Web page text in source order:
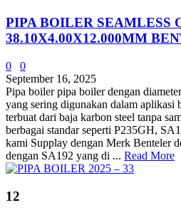
PIPA BOILER SEAMLESS
38.10X4.00X12.000MM
0
0
September 16, 2025
Pipa boiler pipa boiler dengan
yang sering digunakan dalam aplikasi
terbuat dari baja karbon steel tanpa
berbagai standar seperti P235GH,
kami Supplay dengan Merk Benteler
dengan SA192 yang di ... Read More
12